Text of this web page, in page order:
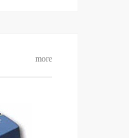
more